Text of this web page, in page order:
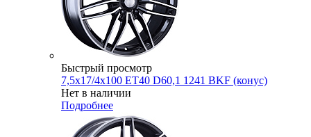
Быстрый просмотр
7,5x17/4x100 ET40 D60,1 1241 BKF (конус)
Нет в наличии
Подробнее